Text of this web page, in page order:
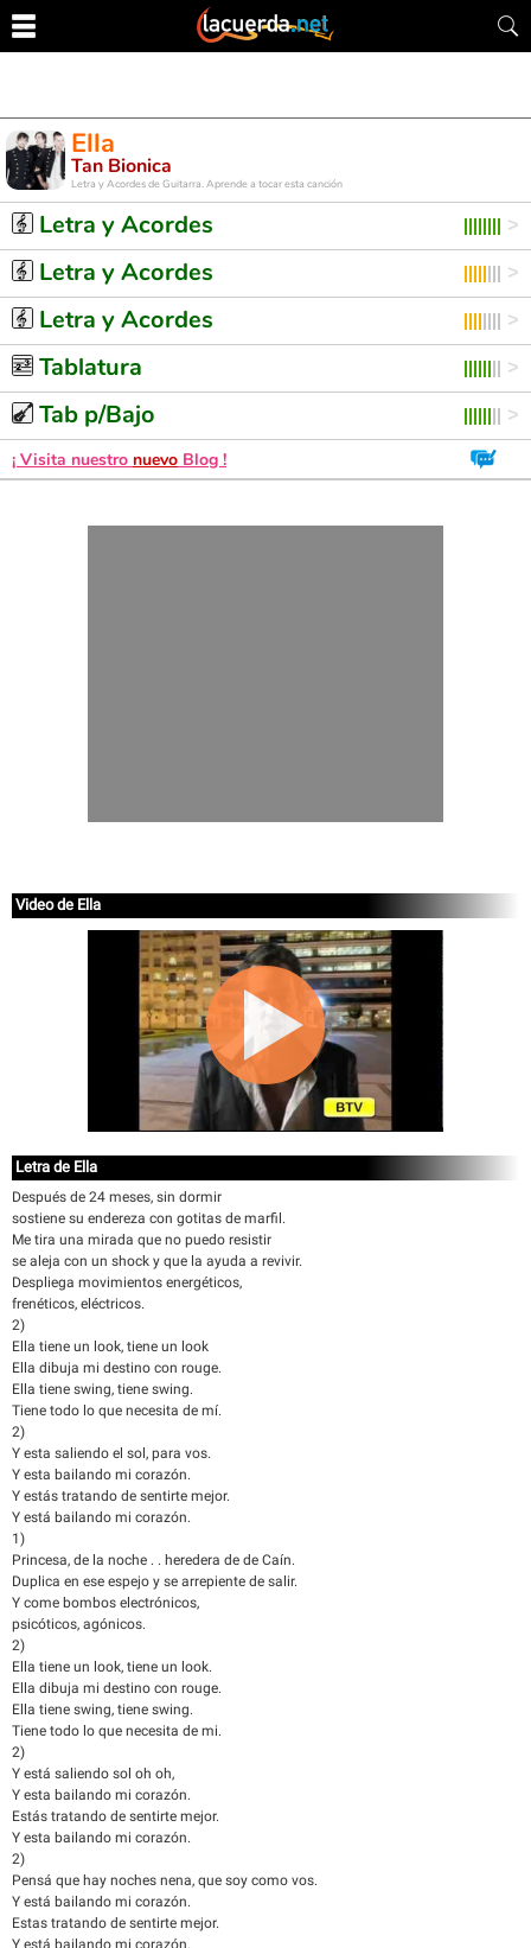
Ella
Tan Bionica
Letra y Acordes de Guitarra. Aprende a tocar esta canción
Letra y Acordes
Letra y Acordes
Letra y Acordes
Tablatura
Tab p/Bajo
¡ Visita nuestro nuevo Blog !
Video de Ella
Letra de Ella
Después de 24 meses, sin dormir
sostiene su endereza con gotitas de marfil.
Me tira una mirada que no puedo resistir
se aleja con un shock y que la ayuda a revivir.
Despliega movimientos energéticos,
frenéticos, eléctricos.
2)
Ella tiene un look, tiene un look
Ella dibuja mi destino con rouge.
Ella tiene swing, tiene swing.
Tiene todo lo que necesita de mí.
2)
Y esta saliendo el sol, para vos.
Y esta bailando mi corazón.
Y estás tratando de sentirte mejor.
Y está bailando mi corazón.
1)
Princesa, de la noche . . heredera de de Caín.
Duplica en ese espejo y se arrepiente de salir.
Y come bombos electrónicos,
psicóticos, agónicos.
2)
Ella tiene un look, tiene un look.
Ella dibuja mi destino con rouge.
Ella tiene swing, tiene swing.
Tiene todo lo que necesita de mi.
2)
Y está saliendo sol oh oh,
Y esta bailando mi corazón.
Estás tratando de sentirte mejor.
Y esta bailando mi corazón.
2)
Pensá que hay noches nena, que soy como vos.
Y está bailando mi corazón.
Estas tratando de sentirte mejor.
Y está bailando mi corazón.